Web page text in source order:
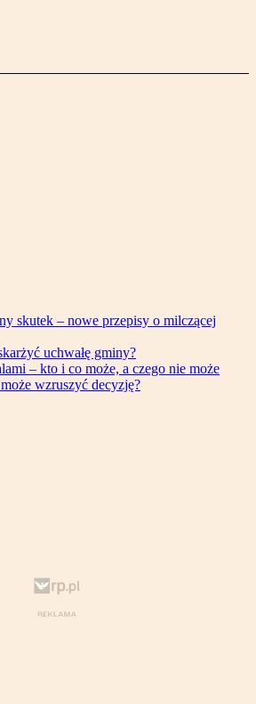
skutek – nowe przepisy o milczącej
uchwałę gminy?
– kto i co może, a czego nie może
wzruszyć decyzję?